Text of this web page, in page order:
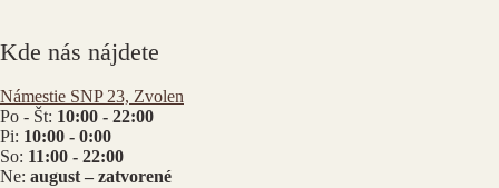
Kde nás nájdete
Námestie SNP 23, Zvolen
Po - Št: 10:00 - 22:00
Pi: 10:00 - 0:00
So: 11:00 - 22:00
Ne: august – zatvorené